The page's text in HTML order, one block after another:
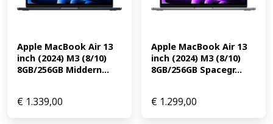
Apple MacBook Air 13
inch (2024) M3 (8/10)
8GB/256GB Middern...
€ 1.339,00
Apple MacBook Air 13
inch (2024) M3 (8/10)
8GB/256GB Spacegr...
€ 1.299,00